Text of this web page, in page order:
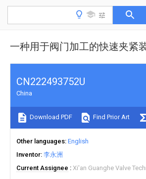
一种用于阀门加工的快速夹紧
CN222493752U
China
Download PDF Find Prior Art
Other languages English
Inventor 李永洲
Current Assignee
Xi'an Guanghe Valve